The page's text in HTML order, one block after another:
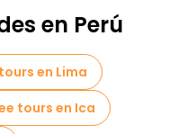
en Perú
en Lima
tours en Ica